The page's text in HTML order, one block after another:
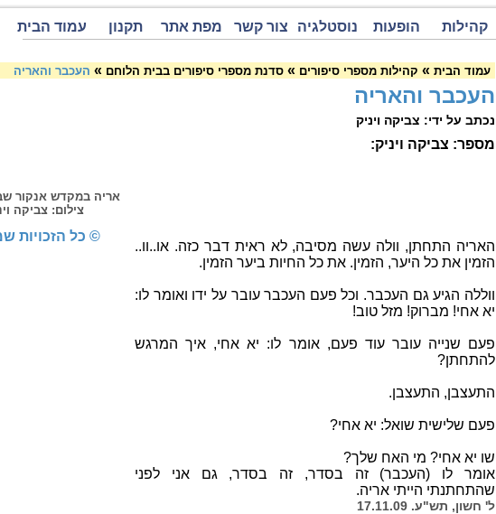
קהילות הופעות נוסטלגיה צור קשר מפת אתר תקנון עמוד הבית
עמוד הבית » קהילות מספרי סיפורים » סדנת מספרי סיפורים בבית הלוחם » העכבר והאריה
העכבר והאריה
נכתב על ידי: צביקה ויניק
מספר: צביקה ויניק:
האריה התחתן, וולה עשה מסיבה, לא ראית דבר כזה. או..וו..
הזמין את כל היער, הזמין. את כל החיות ביער הזמין.
ווללה הגיע גם העכבר. וכל פעם העכבר עובר על ידו ואומר לו:
יא אחי! מברוק! מזל טוב!
פעם שנייה עובר עוד פעם, אומר לו: יא אחי, איך המרגש
להתחתן?
התעצבן, התעצבן.
פעם שלישית שואל: יא אחי?
שו יא אחי? מי האח שלך?
אומר לו (העכבר) זה בסדר, זה בסדר, גם אני לפני
שהתחתנתי הייתי אריה.
אריה במקדש אנקור
צילום: צביקה
© כל הזכויות
ל' חשון, תש"ע. 17.11.09